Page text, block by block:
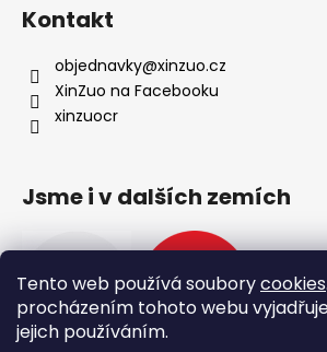
Tento web používá souborycookies
procházením tohoto webu
jejich používáním.
Kontakt
objednavky@xinzuo.cz
XinZuo na Facebooku
xinzuocr
Jsme i v dalších zemích